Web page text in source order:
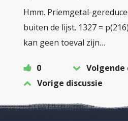
Hmm. Priemgetal-
buiten de lijst. 1327 =
kan geen toeval zijn…
0
Volgende
Vorige discussie